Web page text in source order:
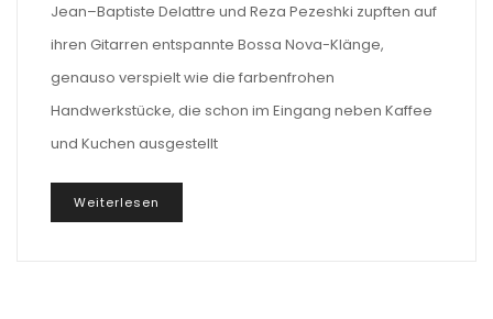
Jean–Baptiste Delattre und Reza Pezeshki zupften auf
ihren Gitarren entspannte Bossa Nova-Klänge,
genauso verspielt wie die farbenfrohen
Handwerkstücke, die schon im Eingang neben Kaffee
und Kuchen ausgestellt
Weiterlesen